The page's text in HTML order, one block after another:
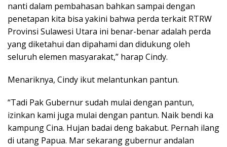
nanti dalam pembahasan bahkan sampai dengan
penetapan kita bisa yakini bahwa perda terkait RTRW
Provinsi Sulawesi Utara ini benar-benar adalah perda
yang diketahui dan dipahami dan didukung oleh
seluruh elemen masyarakat,” harap Cindy.
Menariknya, Cindy ikut melantunkan pantun.
“Tadi Pak Gubernur sudah mulai dengan pantun,
izinkan kami juga mulai dengan pantun. Naik bendi ka
kampung Cina. Hujan badai deng bakabut. Pernah ilang
di utang Papua. Mar sekarang gubernur andalan